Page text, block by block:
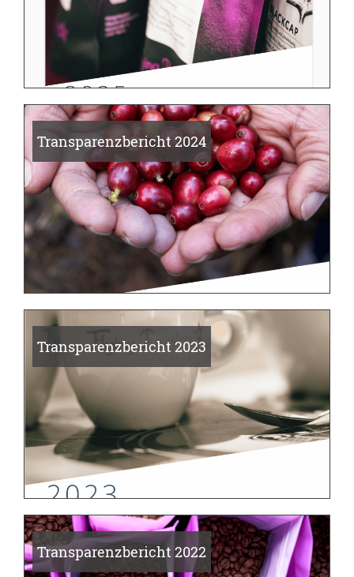
Transparenzbericht 2024
Transparenzbericht 2023
Transparenzbericht 2022